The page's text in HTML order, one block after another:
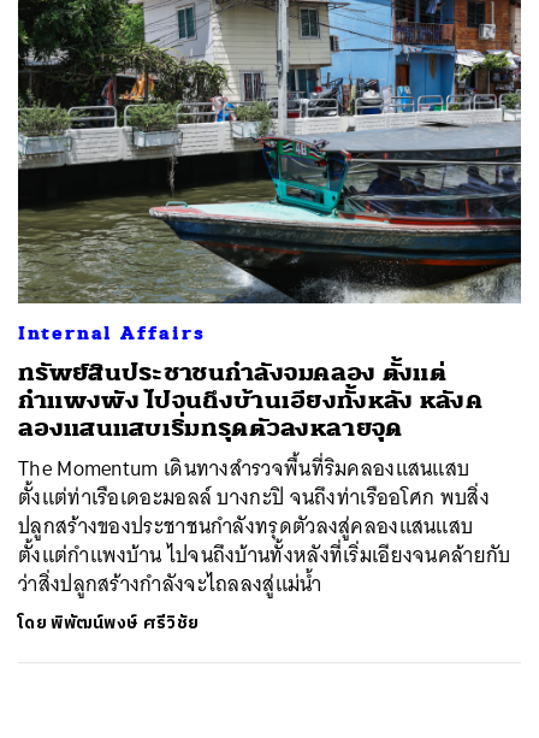
Internal Affairs
ทรัพย์สินประชาชนกำลังจมคลอง ตั้งแต่
กำแพงพัง ไปจนถึงบ้านเอียงทั้งหลัง หลังค
ลองแสนแสบเริ่มทรุดตัวลงหลายจุด
The Momentum เดินทางสำรวจพื้นที่ริมคลองแสนแสบ
ตั้งแต่ท่าเรือเดอะมอลล์ บางกะปิ จนถึงท่าเรืออโศก พบสิ่ง
ปลูกสร้างของประชาชนกำลังทรุดตัวลงสู่คลองแสนแสบ
ตั้งแต่กำแพงบ้าน ไปจนถึงบ้านทั้งหลังที่เริ่มเอียงจนคล้ายกับ
ว่าสิ่งปลูกสร้างกำลังจะไถลลงสู่แม่น้ำ
โดยพิพัฒน์พงษ์ ศรีวิชัย
ค้นหา
SHARE